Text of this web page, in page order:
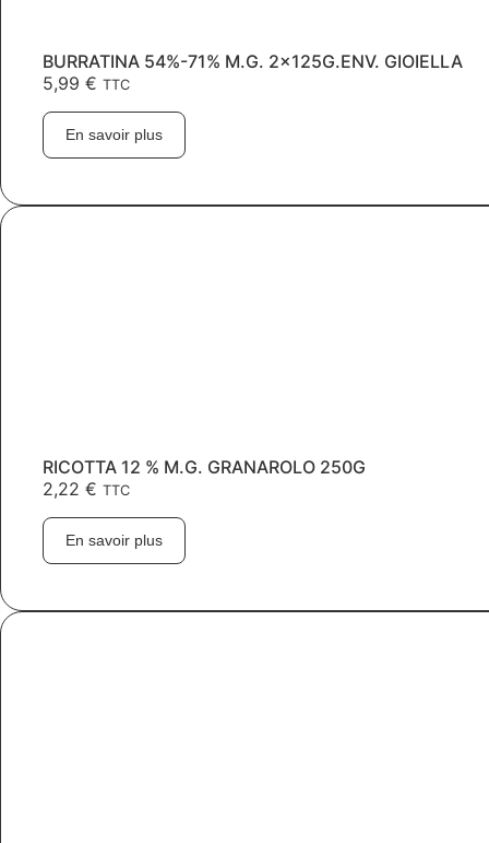
BURRATINA 54%-71% M.G. 2x125G.ENV. GIOIELLA
5,99 € TTC
En savoir plus
RICOTTA 12 % M.G. GRANAROLO 250G
2,22 € TTC
En savoir plus